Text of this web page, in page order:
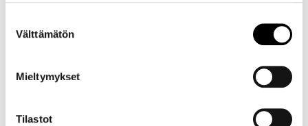
valinta
Välttämätön
Mieltymykset
Tilastot
kuuteen pääosioon: